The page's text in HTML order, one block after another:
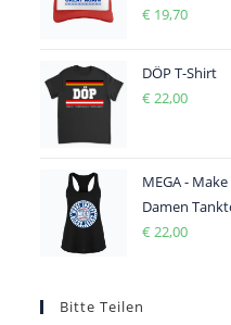
€ 19,70
DÖP T-Shirt
€ 22,00
MEGA -
Damen
€ 22,00
Bitte Teilen